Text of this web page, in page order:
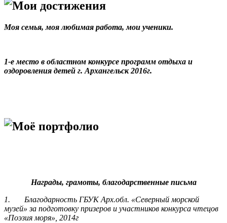
Мои достижения
Моя семья, моя любимая работа, мои ученики.
1-е место в областном конкурсе программ отдыха и
оздоровления детей г. Архангельск 2016г.
Моё портфолио
Награды, грамоты, благодарственные письма
1. Благодарность ГБУК Арх.обл. «Северный морской
музей» за подготовку призеров и участников конкурса чтецов
«Поэзия моря», 2014г